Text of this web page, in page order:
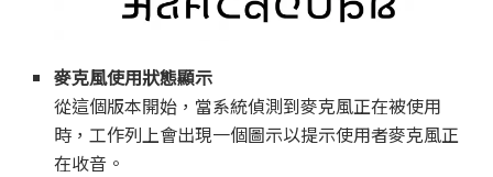
麥克風使用狀態顯示
從這個版本開始，當系統偵測到麥克風正在被使用
時，工作列上會出現一個圖示以提示使用者麥克風正
在收音。